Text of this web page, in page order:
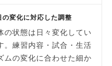
の変化に対応した調整
の状態は日々変化してい
。練習内容・試合・生活
ムの変化に合わせた細か